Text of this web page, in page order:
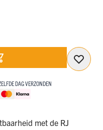
DAG VERZONDEN
met de RJ